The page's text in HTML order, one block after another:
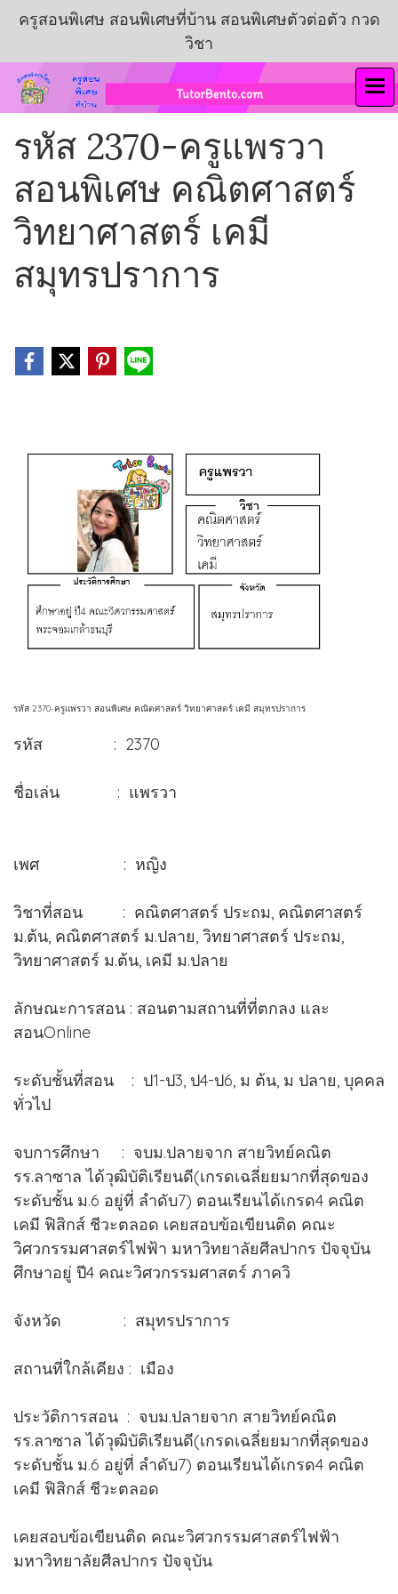
ครูสอนพิเศษ สอนพิเศษที่บ้าน สอนพิเศษตัวต่อตัว กวด
วิชา
รหัส 2370-ครูแพรวา
สอนพิเศษ คณิตศาสตร์
วิทยาศาสตร์ เคมี
สมุทรปราการ
รหัส 2370-ครูแพรวา สอนพิเศษ คณิตศาสตร์ วิทยาศาสตร์ เคมี สมุทรปราการ
รหัส : 2370
ชื่อเล่น : แพรวา
เพศ : หญิง
วิชาที่สอน : คณิตศาสตร์ ประถม, คณิตศาสตร์
ม.ต้น, คณิตศาสตร์ ม.ปลาย, วิทยาศาสตร์ ประถม,
วิทยาศาสตร์ ม.ต้น, เคมี ม.ปลาย
ลักษณะการสอน : สอนตามสถานที่ที่ตกลง และ
สอนOnline
ระดับชั้นที่สอน : ป1-ป3, ป4-ป6, ม ต้น, ม ปลาย, บุคคล
ทั่วไป
จบการศึกษา : จบม.ปลายจาก สายวิทย์คณิต
รร.ลาซาล ได้วุฒิบัติเรียนดี(เกรดเฉลี่ยยมากที่สุดของ
ระดับชั้น ม.6 อยู่ที่ ลำดับ7) ตอนเรียนได้เกรด4 คณิต
เคมี ฟิสิกส์ ชีวะตลอด เคยสอบข้อเขียนติด คณะ
วิศวกรรมศาสตร์ไฟฟ้า มหาวิทยาลัยศีลปากร ปัจจุบัน
ศึกษาอยู่ ปี4 คณะวิศวกรรมศาสตร์ ภาควิ
จังหวัด : สมุทรปราการ
สถานที่ใกล้เคียง : เมือง
ประวัติการสอน : จบม.ปลายจาก สายวิทย์คณิต
รร.ลาซาล ได้วุฒิบัติเรียนดี(เกรดเฉลี่ยยมากที่สุดของ
ระดับชั้น ม.6 อยู่ที่ ลำดับ7) ตอนเรียนได้เกรด4 คณิต
เคมี ฟิสิกส์ ชีวะตลอด
เคยสอบข้อเขียนติด คณะวิศวกรรมศาสตร์ไฟฟ้า
มหาวิทยาลัยศีลปากร ปัจจุบัน